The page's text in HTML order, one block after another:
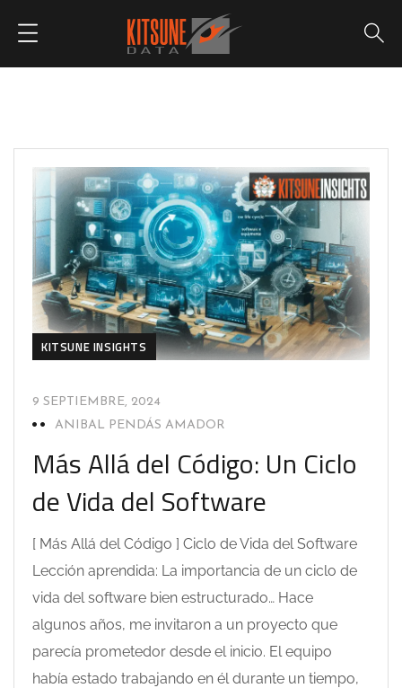
KITSUNE INSIGHTS
9 SEPTIEMBRE, 2024
ANIBAL PENDÁS AMADOR
Más Allá del Código: Un Ciclo
de Vida del Software
[ Más Allá del Código ] Ciclo de Vida del Software
Lección aprendida: La importancia de un ciclo de
vida del software bien estructurado… Hace
algunos años, me invitaron a un proyecto que
parecía prometedor desde el inicio. El equipo
había estado trabajando en él durante un tiempo,